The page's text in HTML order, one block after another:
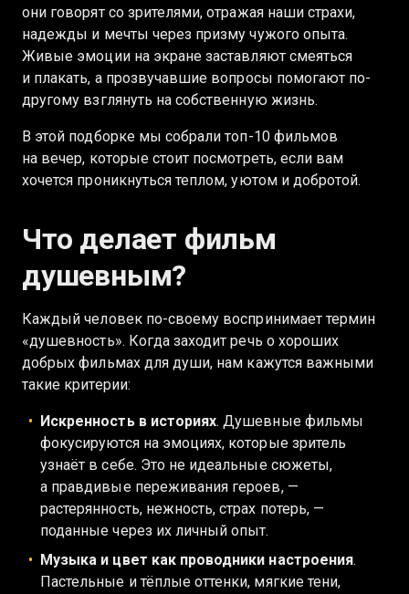
они говорят со зрителями, отражая наши страхи,
надежды и мечты через призму чужого опыта.
Живые эмоции на экране заставляют смеяться
и плакать, а прозвучавшие вопросы помогают по-
другому взглянуть на собственную жизнь.
В этой подборке мы собрали топ-10 фильмов
на вечер, которые стоит посмотреть, если вам
хочется проникнуться теплом, уютом и добротой.
Что делает фильм
душевным?
Каждый человек по-своему воспринимает термин
«душевность». Когда заходит речь о хороших
добрых фильмах для души, нам кажутся важными
такие критерии:
Искренность в историях. Душевные фильмы
фокусируются на эмоциях, которые зритель
узнаёт в себе. Это не идеальные сюжеты,
а правдивые переживания героев, —
растерянность, нежность, страх потерь, —
поданные через их личный опыт.
Музыка и цвет как проводники настроения.
Пастельные и тёплые оттенки, мягкие тени,